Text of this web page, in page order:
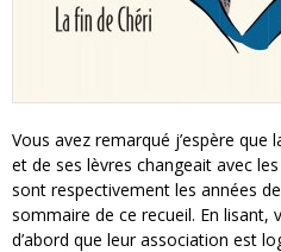
Vous avez remarqué j’espère que
et de ses lèvres changeait avec
sont respectivement les années
sommaire de ce recueil. En lisant,
d’abord que leur association est